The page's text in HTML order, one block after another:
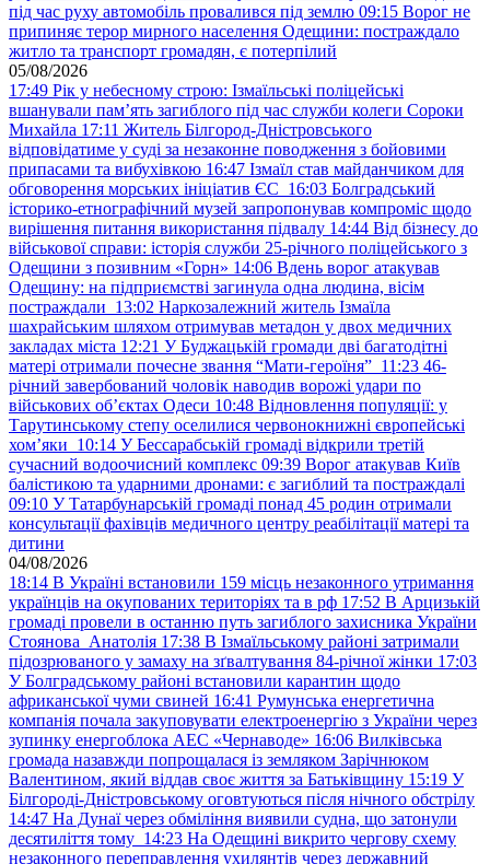
під час руху автомобіль провалився під землю 09:15 Ворог не
припиняє терор мирного населення Одещини: постраждало
житло та транспорт громадян, є потерпілий
05/08/2026
17:49 Рік у небесному строю: Ізмаїльські поліцейські
вшанували пам’ять загиблого під час служби колеги Сороки
Михайла 17:11 Житель Білгород-Дністровського
відповідатиме у суді за незаконне поводження з бойовими
припасами та вибухівкою 16:47 Ізмаїл став майданчиком для
обговорення морських ініціатив ЄС 16:03 Болградський
історико-етнографічний музей запропонував компроміс щодо
вирішення питання використання підвалу 14:44 Від бізнесу до
військової справи: історія служби 25-річного поліцейського з
Одещини з позивним «Горн» 14:06 Вдень ворог атакував
Одещину: на підприємстві загинула одна людина, вісім
постраждали 13:02 Наркозалежний житель Ізмаїла
шахрайським шляхом отримував метадон у двох медичних
закладах міста 12:21 У Буджацькій громади дві багатодітні
матері отримали почесне звання “Мати-героїня” 11:23 46-
річний завербований чоловік наводив ворожі удари по
військових обʼєктах Одеси 10:48 Відновлення популяції: у
Тарутинському степу оселилися червонокнижні європейські
хом’яки 10:14 У Бессарабській громаді відкрили третій
сучасний водоочисний комплекс 09:39 Ворог атакував Київ
балістикою та ударними дронами: є загиблий та постраждалі
09:10 У Татарбунарській громаді понад 45 родин отримали
консультації фахівців медичного центру реабілітації матері та
дитини
04/08/2026
18:14 В Україні встановили 159 місць незаконного утримання
українців на окупованих територіях та в рф 17:52 В Арцизькій
громаді провели в останню путь загиблого захисника України
Стоянова Анатолія 17:38 В Ізмаїльському районі затримали
підозрюваного у замаху на зґвалтування 84-річної жінки 17:03
У Болградському районі встановили карантин щодо
африканської чуми свиней 16:41 Румунська енергетична
компанія почала закуповувати електроенергію з України через
зупинку енергоблока АЕС «Чернаводе» 16:06 Вилківська
громада назавжди попрощалася із земляком Зарічнюком
Валентином, який віддав своє життя за Батьківщину 15:19 У
Білгороді-Дністровському оговтуються після нічного обстрілу
14:47 На Дунаї через обміління виявили судна, що затонули
десятиліття тому 14:23 На Одещині викрито чергову схему
незаконного переправлення ухилянтів через державний